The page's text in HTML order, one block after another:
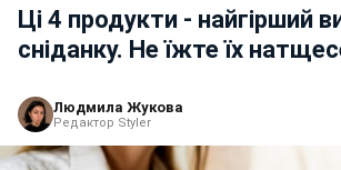
Ці 4 продукти - найгірший
сніданку. Не їжте їх
Людмила Жукова
Редактор Styler